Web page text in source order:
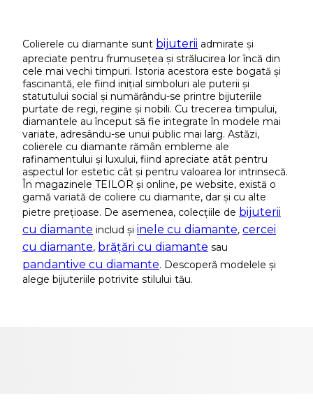
Colierele cu diamante sunt bijuterii admirate și
apreciate pentru frumusețea și strălucirea lor încă din
cele mai vechi timpuri. Istoria acestora este bogată și
fascinantă, ele fiind inițial simboluri ale puterii și
statutului social și numărându-se printre bijuteriile
purtate de regi, regine și nobili. Cu trecerea timpului,
diamantele au început să fie integrate în modele mai
variate, adresându-se unui public mai larg. Astăzi,
colierele cu diamante rămân embleme ale
rafinamentului și luxului, fiind apreciate atât pentru
aspectul lor estetic cât și pentru valoarea lor intrinsecă.
În magazinele TEILOR și online, pe website, există o
gamă variată de coliere cu diamante, dar și cu alte
pietre prețioase. De asemenea, colecțiile de bijuterii
cu diamante includ și inele cu diamante, cercei
cu diamante, brățări cu diamante sau
pandantive cu diamante. Descoperă modelele și
alege bijuteriile potrivite stilului tău.